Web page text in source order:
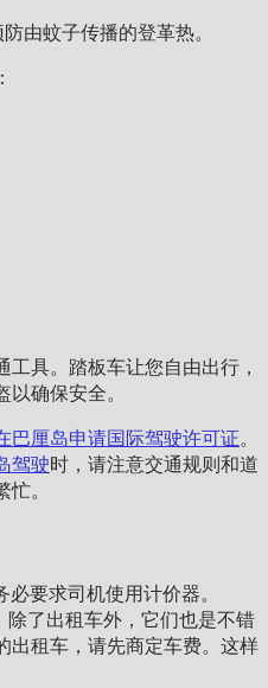
由蚊子传播的登革热。
具。踏板车让您自由出行，
确保安全。
巴厘岛申请国际驾驶许可证。
驾驶时，请注意交通规则和道
。
要求司机使用计价器。
了出租车外，它们也是不错
出租车，请先商定车费。这样